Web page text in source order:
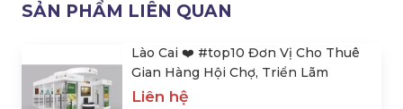
SẢN PHẨM LIÊN QUAN
Lào Cai ❤️️ #top10 Đơn Vị Cho Thuê
Gian Hàng Hội Chợ, Triển Lãm
Liên hệ